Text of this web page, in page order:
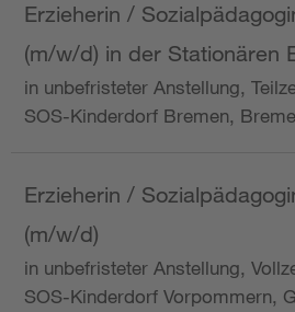
Erzieherin /
(m/w/d) in der Stationären
in unbefristeter Anstellung,
SOS-Kinderdorf Bremen,
Erzieherin /
(m/w/d)
in unbefristeter Anstellung,
SOS-Kinderdorf Vorpommern,